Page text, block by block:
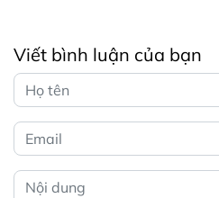
Viết bình luận của bạn